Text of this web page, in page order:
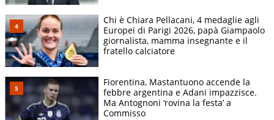
Chi è Chiara Pellacani, 4 medaglie agli
Europei di Parigi 2026, papà Giampaolo
giornalista, mamma insegnante e il
fratello calciatore
Fiorentina, Mastantuono accende la
febbre argentina e Adani impazzisce.
Ma Antognoni ‘rovina la festa’ a
Commisso